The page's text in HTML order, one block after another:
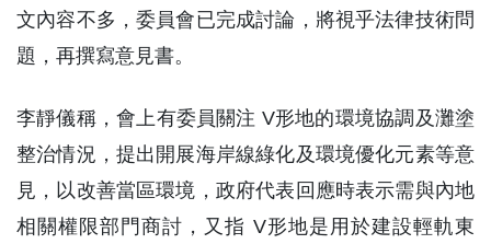
文內容不多，委員會已完成討論，將視乎法律技術問
題，再撰寫意見書。
李靜儀稱，會上有委員關注 V形地的環境協調及灘塗
整治情況，提出開展海岸線綠化及環境優化元素等意
見，以改善當區環境，政府代表回應時表示需與內地
相關權限部門商討，又指 V形地是用於建設輕軌東